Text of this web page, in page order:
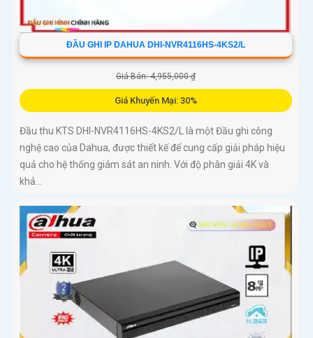
ĐẦU GHI IP DAHUA DHI-NVR4116HS-4KS2/L
Giá Bán: 4,955,000 ₫
Giá Khuyến Mại: 30%
Đầu thu KTS DHI-NVR4116HS-4KS2/L là một Đầu ghi công
nghệ cao của Dahua, được thiết kế để cung cấp giải pháp hiệu
quả cho hệ thống giám sát an ninh. Với độ phân giải 4K và
khả...